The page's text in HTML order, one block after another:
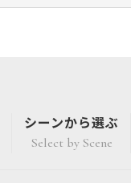
シーンから選ぶ
Select by Scene